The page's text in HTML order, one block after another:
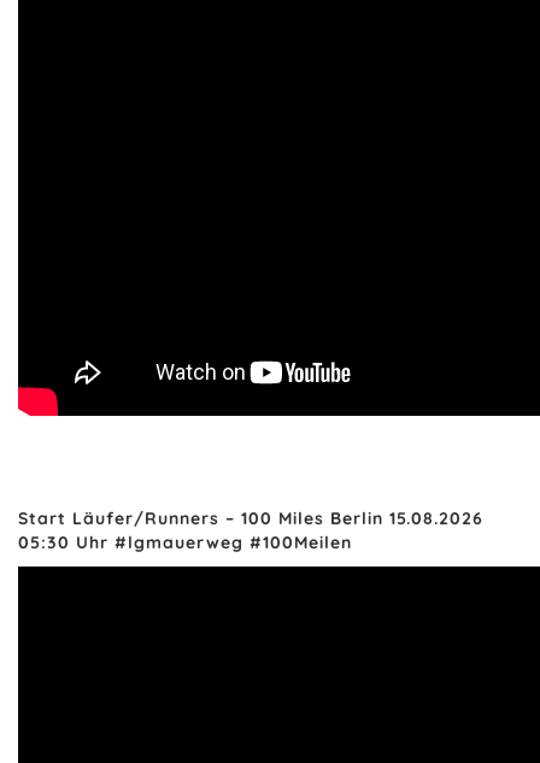
Start Läufer/Runners – 100 Miles Berlin 15.08.2026
05:30 Uhr #lgmauerweg #100Meilen